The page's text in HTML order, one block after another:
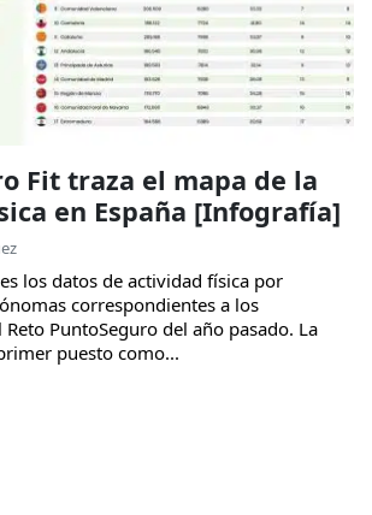
Fit traza el mapa de la
en España [Infografía]
los datos de actividad física por
correspondientes a los
PuntoSeguro del año pasado. La
puesto como...